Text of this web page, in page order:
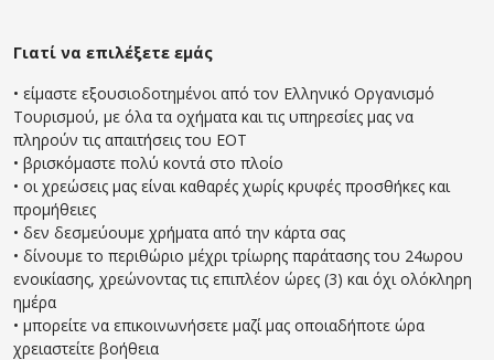
Γιατί να επιλέξετε εμάς
• είμαστε εξουσιοδοτημένοι από τον Ελληνικό Οργανισμό
Τουρισμού, με όλα τα οχήματα και τις υπηρεσίες μας να
πληρούν τις απαιτήσεις του ΕΟΤ
• βρισκόμαστε πολύ κοντά στο πλοίο
• οι χρεώσεις μας είναι καθαρές χωρίς κρυφές προσθήκες και
προμήθειες
• δεν δεσμεύουμε χρήματα από την κάρτα σας
• δίνουμε το περιθώριο μέχρι τρίωρης παράτασης του 24ωρου
ενοικίασης, χρεώνοντας τις επιπλέον ώρες (3) και όχι ολόκληρη
ημέρα
• μπορείτε να επικοινωνήσετε μαζί μας οποιαδήποτε ώρα
χρειαστείτε βοήθεια